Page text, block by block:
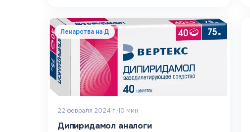
Лекарства на Д
22 февраля 2024 г.·10 мин
Дипиридамол аналоги